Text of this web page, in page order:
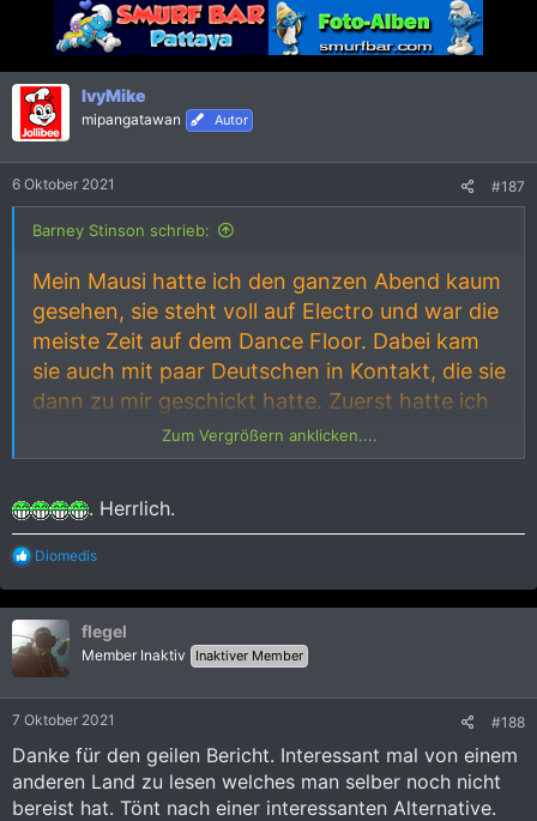
n
e
n
:
IvyMike
mipangatawan Autor
6 Oktober 2021 #187
Barney Stinson schrieb:
Mein Mausi hatte ich den ganzen Abend kaum
gesehen, sie steht voll auf Electro und war die
meiste Zeit auf dem Dance Floor. Dabei kam
sie auch mit paar Deutschen in Kontakt, die sie
dann zu mir geschickt hatte. Zuerst hatte ich
gehofft, sie würde für uns einen 3er klar
machen, die deutschen Mädels waren nämlich
draus, ausser in meinen feuchten Träumen.
Zum Vergrößern anklicken....
. Herrlich.
R
a
k
t
i
n
Diomedis
flegel
Member Inaktiv Inaktiver Member
7 Oktober 2021 #188
Danke für den geilen Bericht. Interessant mal von einem
anderen Land zu lesen welches man selber noch nicht
bereist hat. Tönt nach einer interessanten Alternative.